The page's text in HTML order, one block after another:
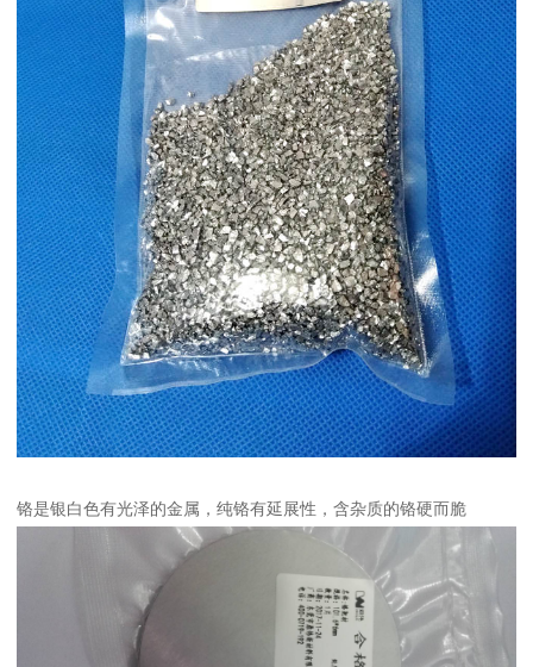
铬是银白色有光泽的金属，纯铬有延展性，含杂质的铬硬而脆